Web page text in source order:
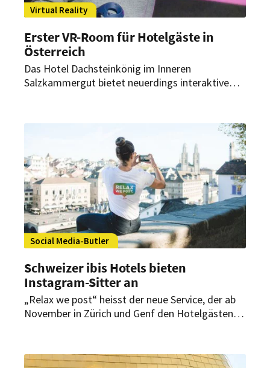
Virtual Reality
Erster VR-Room für Hotelgäste in
Österreich
Das Hotel Dachsteinkönig im Inneren
Salzkammergut bietet neuerdings interaktive
Technologien nicht mehr existieren.“
Social Media-Butler
Schweizer ibis Hotels bieten
Instagram-Sitter an
„Relax we post“ heisst der neue Service, der ab
November in Zürich und Genf den Hotelgästen